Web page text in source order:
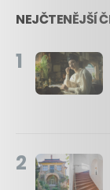
NEJČTENĚJŠÍ
1
2